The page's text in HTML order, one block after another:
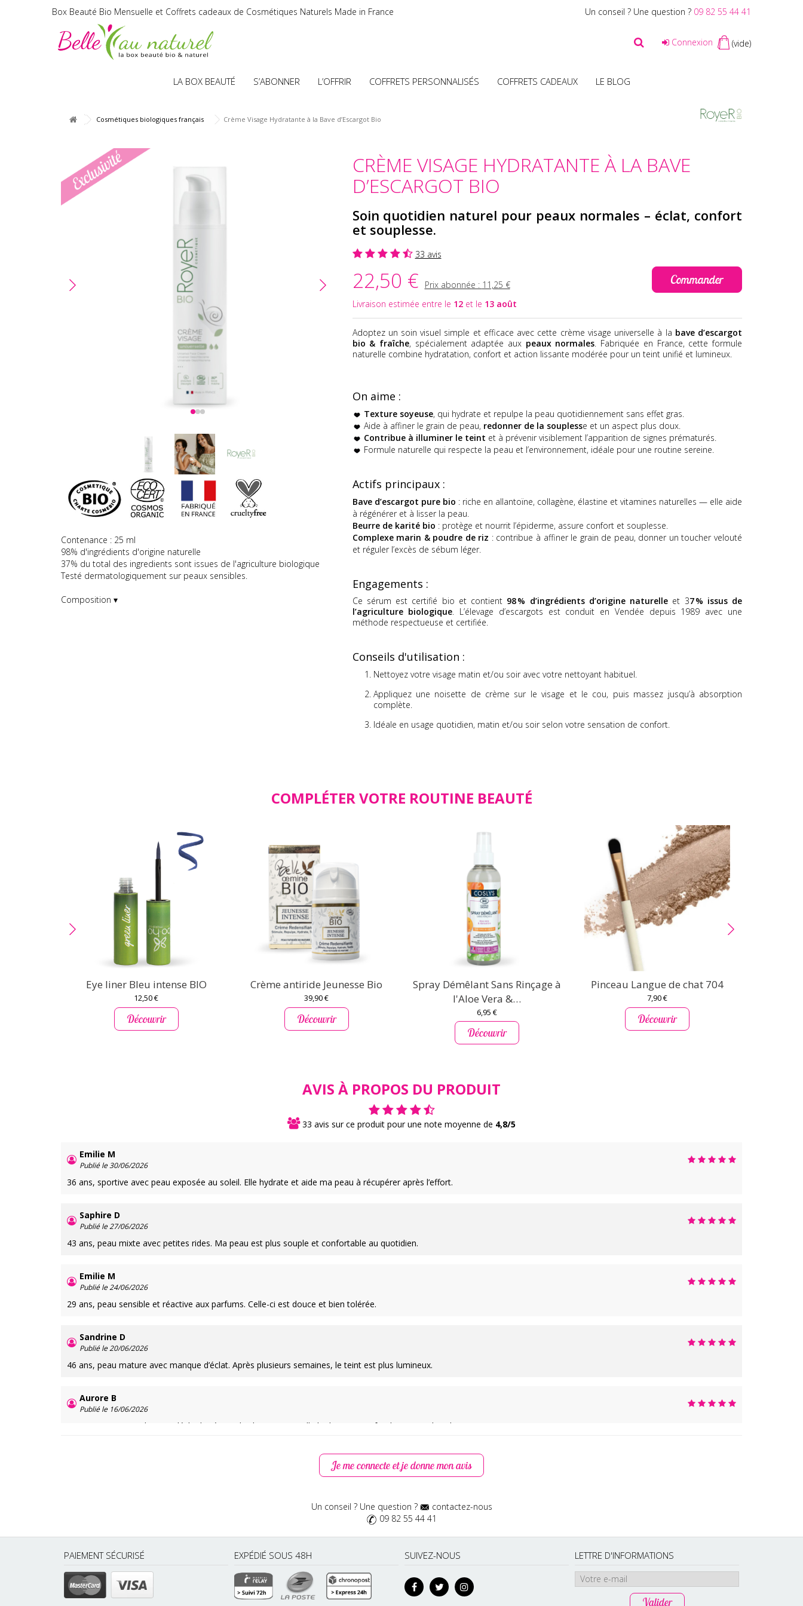
Box Beauté Bio Mensuelle et Coffrets cadeaux de Cosmétiques Naturels Made in France Un conseil ? Une question ? 09 82 55 44 41
Connexion (vide)
LA BOX BEAUTÉ S’ABONNER L’OFFRIR COFFRETS PERSONNALISÉS COFFRETS CADEAUX LE BLOG
Cosmétiques biologiques français Crème Visage Hydratante à la Bave d’Escargot Bio
Contenance : 25 ml
98% d'ingrédients d'origine naturelle
37% du total des ingredients sont issues de l'agriculture biologique
Testé dermatologiquement sur peaux sensibles.
Composition ▾
CRÈME VISAGE HYDRATANTE À LA BAVE
D’ESCARGOT BIO
Soin quotidien naturel pour peaux normales – éclat, confort
et souplesse.
33 avis
22,50 € Prix abonnée : 11,25 €
Livraison estimée entre le 12et le 13 août
Commander
Adoptez un soin visuel simple et efficace avec cette crème visage universelle à la bave d’escargot
bio & fraîche, spécialement adaptée aux peaux normales. Fabriquée en France, cette formule
naturelle combine hydratation, confort et action lissante modérée pour un teint unifié et lumineux.
On aime :
Texture soyeuse, qui hydrate et repulpe la peau quotidiennement sans effet gras.
Aide à affiner le grain de peau, redonner de la souplesse et un aspect plus doux.
Contribue à illuminer le teint et à prévenir visiblement l’apparition de signes prématurés.
Formule naturelle qui respecte la peau et l’environnement, idéale pour une routine sereine.
Actifs principaux :
Bave d’escargot pure bio : riche en allantoïne, collagène, élastine et vitamines naturelles — elle aide
à régénérer et à lisser la peau.
Beurre de karité bio : protège et nourrit l’épiderme, assure confort et souplesse.
Complexe marin & poudre de riz : contribue à affiner le grain de peau, donner un toucher velouté
et réguler l’excès de sébum léger.
Engagements :
Ce sérum est certifié bio et contient 98 % d’ingrédients d’origine naturelle et 37 % issus de
l’agriculture biologique. L’élevage d’escargots est conduit en Vendée depuis 1989 avec une
méthode respectueuse et certifiée.
Conseils d'utilisation :
Nettoyez votre visage matin et/ou soir avec votre nettoyant habituel.
Appliquez une noisette de crème sur le visage et le cou, puis massez jusqu’à absorption
complète.
Idéale en usage quotidien, matin et/ou soir selon votre sensation de confort.
COMPLÉTER VOTRE ROUTINE BEAUTÉ
Eye liner Bleu intense BIO
12,50 €
Découvrir
Crème antiride Jeunesse Bio
39,90 €
Découvrir
Spray Démêlant Sans Rinçage à
l'Aloe Vera &…
6,95 €
Découvrir
Pinceau Langue de chat 704
7,90 €
Découvrir
AVIS À PROPOS DU PRODUIT
33 avis sur ce produit pour une note moyenne de 4,8/5
Emilie M
Publié le 30/06/2026
36 ans, sportive avec peau exposée au soleil. Elle hydrate et aide ma peau à récupérer après l’effort.
Saphire D
Publié le 27/06/2026
43 ans, peau mixte avec petites rides. Ma peau est plus souple et confortable au quotidien.
Emilie M
Publié le 24/06/2026
29 ans, peau sensible et réactive aux parfums. Celle-ci est douce et bien tolérée.
Sandrine D
Publié le 20/06/2026
46 ans, peau mature avec manque d’éclat. Après plusieurs semaines, le teint est plus lumineux.
Aurore B
Publié le 16/06/2026
32 ans, peau normale mais déshydratée par la climatisation. Elle hydrate en profondeur sans alourdir.
37 ans, peau mixte et pores dilatés. La peau est plus lisse et le grain affiné.
Emilie C
Publié le 04/06/2026
Je me connecte et je donne mon avis
Un conseil ? Une question ?
contactez-nous
09 82 55 44 41
PAIEMENT SÉCURISÉ EXPÉDIÉ SOUS 48H SUIVEZ-NOUS LETTRE D'INFORMATIONS